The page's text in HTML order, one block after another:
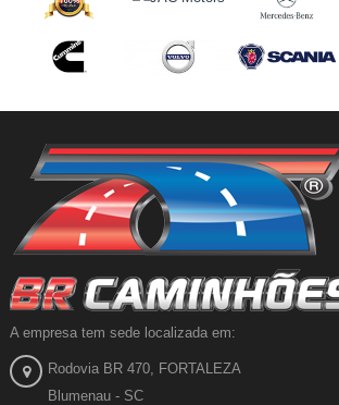
A empresa tem sede localizada em:
Rodovia BR 470, FORTALEZA
Blumenau - SC